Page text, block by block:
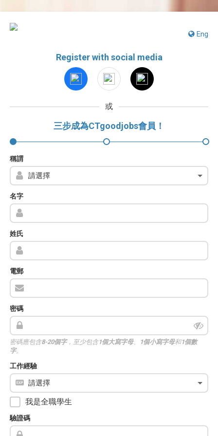
Eng
Register with social media
或
三步成為CTgoodjobs會員！
稱謂
名字
姓氏
電郵
密碼
密碼應包含8-20個字，至少包含1個大寫字母、 1個小寫字母和1個數
字。
工作經驗
我是全職學生
驗證碼